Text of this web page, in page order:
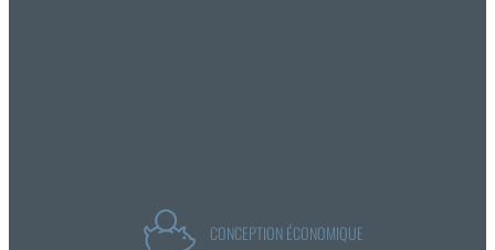
CONCEPTION ÉCONOMIQUE